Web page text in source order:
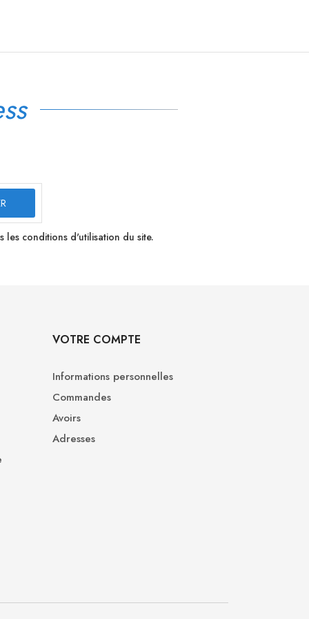
conditions d'utilisation du site.
VOTRE COMPTE
Informations personnelles
Commandes
Avoirs
Adresses